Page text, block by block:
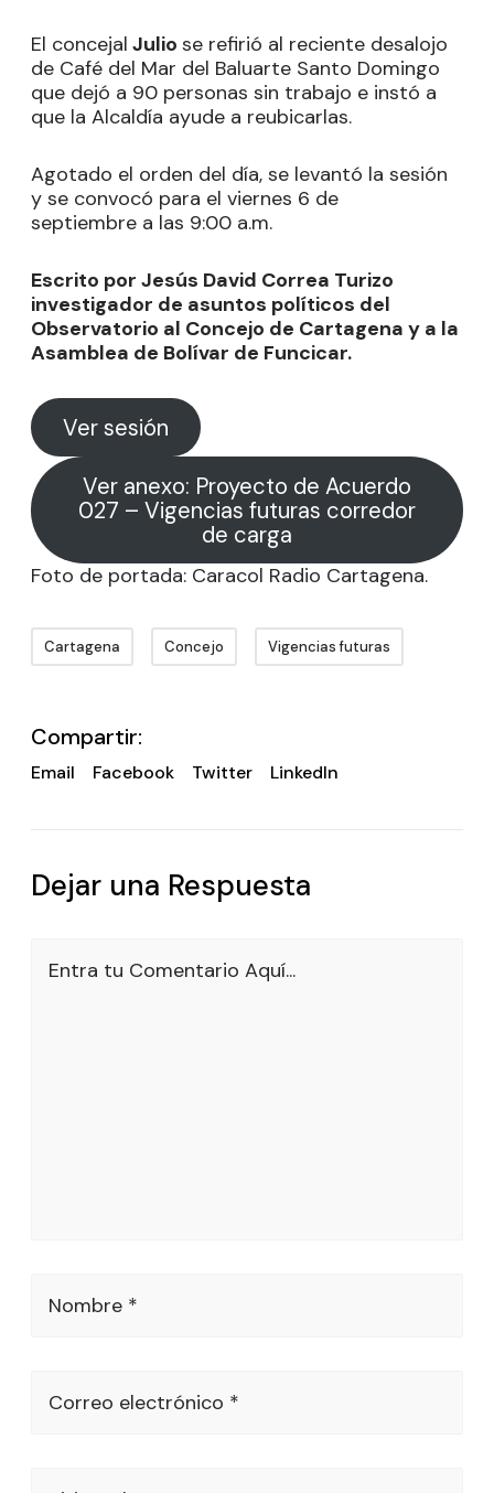
El concejal Julio se refirió al reciente desalojo
de Café del Mar del Baluarte Santo Domingo
que dejó a 90 personas sin trabajo e instó a
que la Alcaldía ayude a reubicarlas.
Agotado el orden del día, se levantó la sesión
y se convocó para el viernes 6 de
septiembre a las 9:00 a.m.
Escrito por Jesús David Correa Turizo
investigador de asuntos políticos del
Observatorio al Concejo de Cartagena y a la
Asamblea de Bolívar de Funcicar.
Ver sesión
Ver anexo: Proyecto de Acuerdo
027 – Vigencias futuras corredor
de carga
Foto de portada: Caracol Radio Cartagena.
Cartagena Concejo Vigencias futuras
Compartir:
Email Facebook Twitter LinkedIn
Dejar una Respuesta
Entra tu Comentario Aquí...
Nombre *
Correo electrónico *